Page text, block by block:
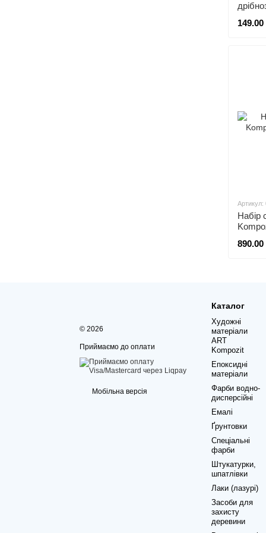
149.00
Артикул:
Набір
890.00
© 2026
Приймаємо до оплати
Мобільна версія
Каталог
Художні
матеріали
ART
Kompozit
Епоксидні
матеріали
Фарби водно-
дисперсійні
Емалі
Ґрунтовки
Спеціальні
фарби
Штукатурки,
шпатлівки
Лаки (лазурі)
Засоби для
захисту
деревини